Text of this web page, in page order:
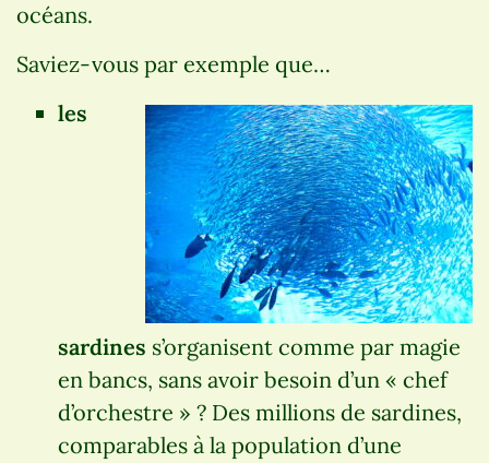
océans.
Saviez-vous par exemple que…
les
sardines s’organisent comme par magie
en bancs, sans avoir besoin d’un « chef
d’orchestre » ? Des millions de sardines,
comparables à la population d’une